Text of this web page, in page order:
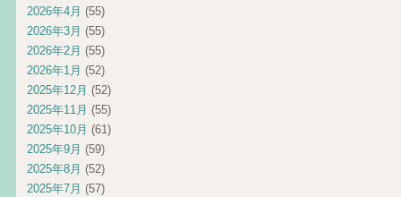
2026年4月 (55)
2026年3月 (55)
2026年2月 (55)
2026年1月 (52)
2025年12月 (52)
2025年11月 (55)
2025年10月 (61)
2025年9月 (59)
2025年8月 (52)
2025年7月 (57)